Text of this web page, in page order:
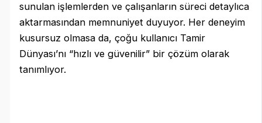
sunulan işlemlerden ve çalışanların süreci detaylıca
aktarmasından memnuniyet duyuyor. Her deneyim
kusursuz olmasa da, çoğu kullanıcı Tamir
Dünyası’nı “hızlı ve güvenilir” bir çözüm olarak
tanımlıyor.